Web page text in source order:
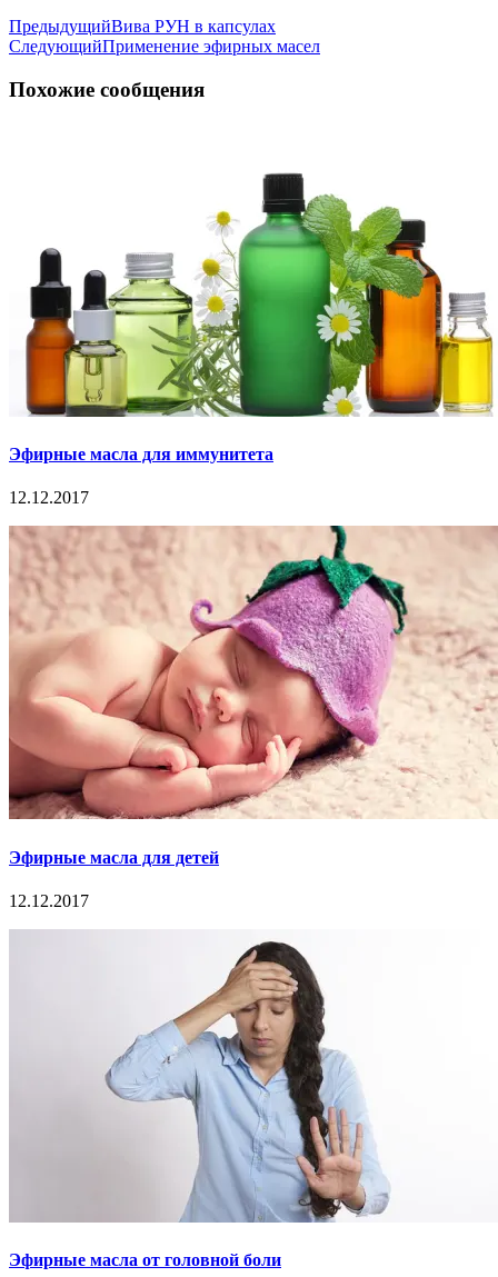
ПредыдущийВива РУН в капсулах
СледующийПрименение эфирных масел
Похожие сообщения
Эфирные масла для иммунитета
12.12.2017
Эфирные масла для детей
12.12.2017
Эфирные масла от головной боли